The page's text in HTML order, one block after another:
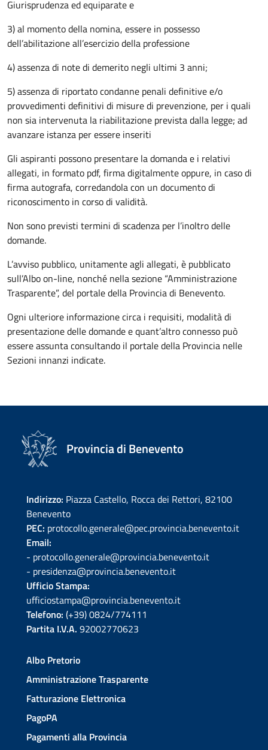
Giurisprudenza ed equiparate e
3) al momento della nomina, essere in possesso
dell’abilitazione all’esercizio della professione
4) assenza di note di demerito negli ultimi 3 anni;
5) assenza di riportato condanne penali definitive e/o
provvedimenti definitivi di misure di prevenzione, per i quali
non sia intervenuta la riabilitazione prevista dalla legge; ad
avanzare istanza per essere inseriti
Gli aspiranti possono presentare la domanda e i relativi
allegati, in formato pdf, firma digitalmente oppure, in caso di
firma autografa, corredandola con un documento di
riconoscimento in corso di validità.
Non sono previsti termini di scadenza per l’inoltro delle
domande.
L’avviso pubblico, unitamente agli allegati, è pubblicato
sull’Albo on-line, nonché nella sezione “Amministrazione
Trasparente”, del portale della Provincia di Benevento.
Ogni ulteriore informazione circa i requisiti, modalità di
presentazione delle domande e quant’altro connesso può
essere assunta consultando il portale della Provincia nelle
Sezioni innanzi indicate.
Provincia di Benevento
Indirizzo: Piazza Castello, Rocca dei Rettori, 82100
Benevento
PEC: protocollo.generale@pec.provincia.benevento.it
Email:
- protocollo.generale@provincia.benevento.it
- presidenza@provincia.benevento.it
Ufficio Stampa:
ufficiostampa@provincia.benevento.it
Telefono: (+39) 0824/774111
Partita I.V.A. 92002770623
Albo Pretorio
Amministrazione Trasparente
Fatturazione Elettronica
PagoPA
Pagamenti alla Provincia